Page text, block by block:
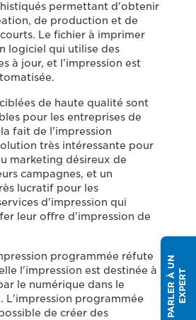
permettant d'obtenir
de production et de
Le fichier à imprimer
logiciel qui utilise des
à jour, et l'impression est
de haute qualité sont
pour les entreprises de
fait de l'impression
très intéressante pour
marketing désireux de
campagnes, et un
lucratif pour les
d'impression qui
leur offre d'impression de
programmée réfute
l'impression est destinée à
le numérique dans le
L'impression programmée
de créer des
P
A
R
L
E
R
À
U
N
E
X
P
E
RT